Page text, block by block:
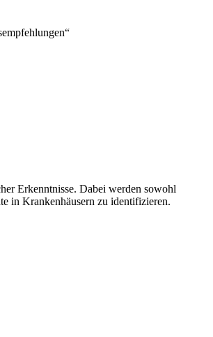
Erkenntnisse. Dabei werden sowohl
in Krankenhäusern zu identifizieren.